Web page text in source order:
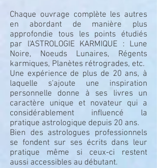
Chaque ouvrage complète les autres
en abordant de manière plus
approfondie tous les points étudiés
par l'ASTROLOGIE KARMIQUE : Lune
Noire, Noeuds Lunaires, Régents
karmiques, Planètes rétrogrades, etc.
Une expérience de plus de 20 ans, à
laquelle s'ajoute une inspiration
personnelle donne à ses livres un
caractère unique et novateur qui a
considérablement influencé la
pratique astrologique depuis 20 ans.
Bien des astrologues professionnels
se fondent sur ses écrits dans leur
pratique même si ceux-ci restent
aussi accessibles au débutant.